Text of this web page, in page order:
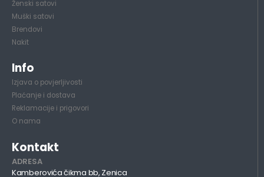
Ženski satovi
Muški satovi
Brendovi
Nakit
Info
Izjava o povjerljivosti
Plaćanje i dostava
Reklamacije i prigovori
O nama
Kontakt
ADRESA
Kamberovića čikma bb, Zenica